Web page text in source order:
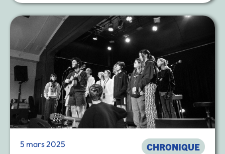
5 mars 2025 CHRONIQUE